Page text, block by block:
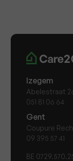
Izegem
Abelestraat
051 81 06 64
Gent
Coupure
09 395 57 41
BE